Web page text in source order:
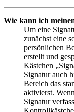
Wie kann ich
Um eine
zunächst eine
persönlichen
erstellt und
Kästchen
Signatur auch
Bereich das
aktivierst.
Signatur